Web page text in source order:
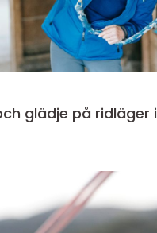
glädje på ridläger i